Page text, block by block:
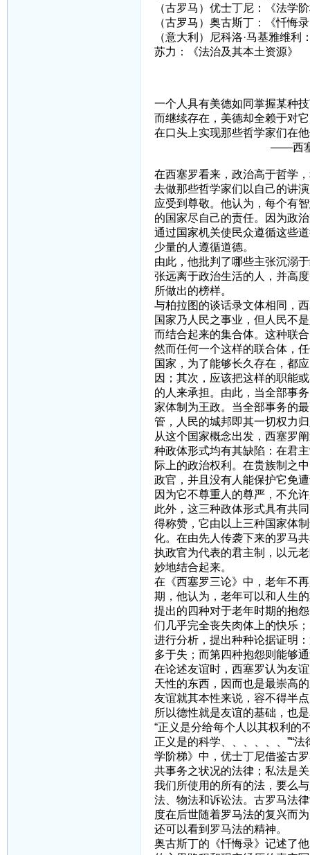
（古罗马）优士丁尼：《法学
（古罗马）奥古斯丁：《忏悔
（意大利）尼科洛·马基雅维利
苏力：《法治及其本土资源》
一个人具有美德如同掌握某种
而继续存在，美德却全赖于对
在口头上实现那些哲学家
——西塞罗《论
在西塞罗看来，政治高于哲学
去做那些哲学家们以自己的讲
应受到尊敬。他认为，每个有
的国家尽自己的责任。因为政
通过国家机关使民众遵循这些
少量的人遵循道德。
由此，他批判了哪些主张沉溺
张远离于政治生活的人，并高
所做出的榜样。
与柏拉图的谈话录文体相同，
国家乃人民之事业，但人民不
而结合起来的集合体。这种联
然而任何一个这样的联合体，
国家，为了能够长久存在，都
因；其次，应该把这样的职能
的人来承担。由此，当全部事
家体制为王政。当全部事务的
管，人民的城邦即其一切权力
从这个国家概念出发，西塞罗
种政体形式均有其缺陷：在君
际上的政治权利。在贵族制之
政官，并且没有人能保护它免
因为它不尊重人的尊严，不允
此外，这三种政体形式具有共
得称赞，它由以上三种国家体
化。在由先人传袭下来的罗马
执政官为代表的君主制，以元
妙地结合起来。
在《西塞罗三论》中，老年不
期，他认为，老年可以和人生
提出的四种对于老年时期的抱
们几乎完全丧失肉体上的快乐
进行分析，提出种种论据证明
多于失；而第四种抱怨则能够
在论述友谊时，西塞罗认为友
天性的东西，因而也是最崇高
友谊就其本性来说，容不得半
所以德性就是友谊的基础，也
“正义是分给每个人以其权利的
正义是的科学、、、、、、”“
学阶梯》中，优士丁尼借鉴古
共事务之状况的法律；私法是
我们所使用的所有的法，要么
法、物法和诉讼法。古罗马法
度在后世随着罗马法的复兴而
还可以看到罗马法的精神。
奥古斯丁的《忏悔录》记述了